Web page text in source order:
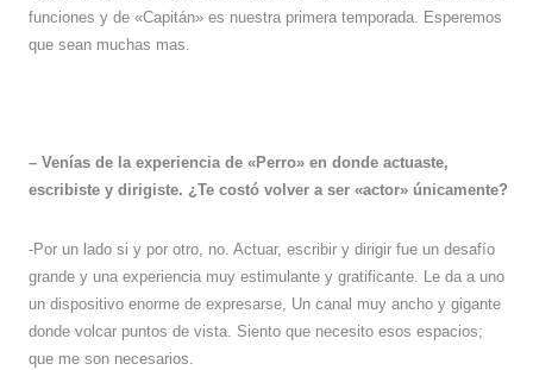
funciones y de «Capitán» es nuestra primera temporada. Esperemos
que sean muchas mas.
– Venías de la experiencia de «Perro» en donde actuaste,
escribiste y dirigiste. ¿Te costó volver a ser «actor» únicamente?
-Por un lado si y por otro, no. Actuar, escribir y dirigir fue un desafío
grande y una experiencia muy estimulante y gratificante. Le da a uno
un dispositivo enorme de expresarse, Un canal muy ancho y gigante
donde volcar puntos de vista. Siento que necesito esos espacios;
que me son necesarios.